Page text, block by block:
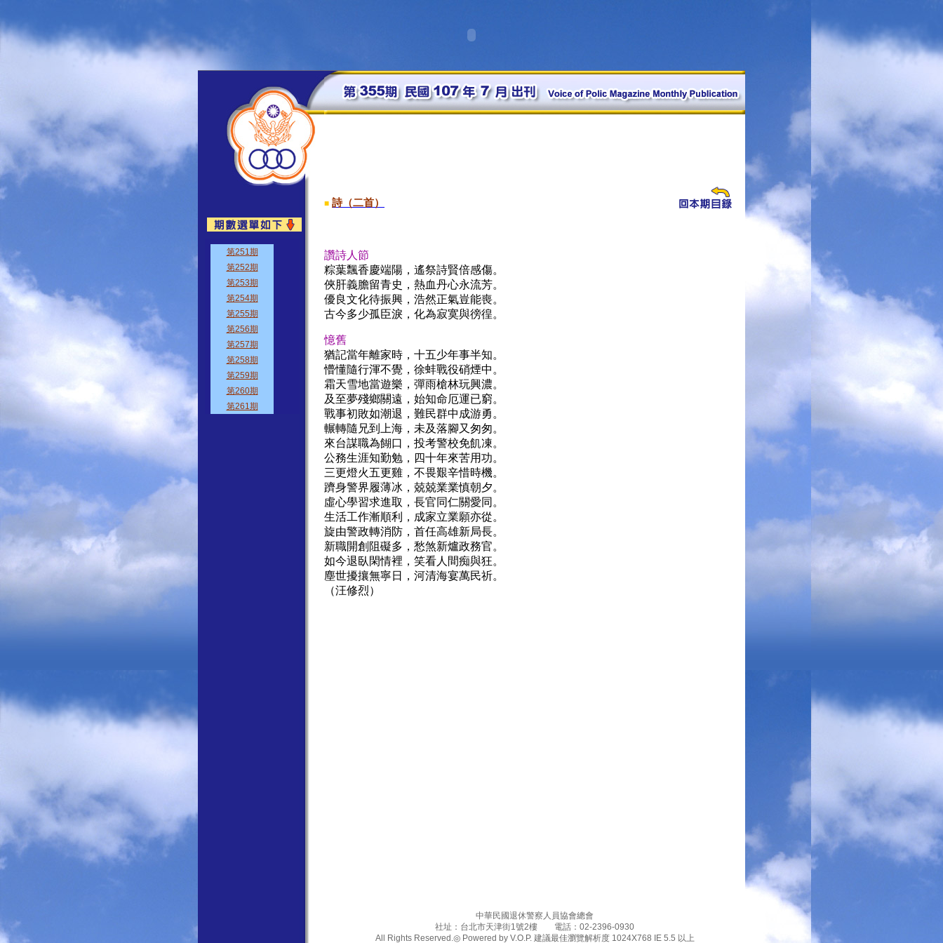
■ 詩（二首）
讚詩人節
粽葉飄香慶端陽，遙祭詩賢倍感傷。
俠肝義膽留青史，熱血丹心永流芳。
優良文化待振興，浩然正氣豈能喪。
古今多少孤臣淚，化為寂寞與徬徨。
憶舊
猶記當年離家時，十五少年事半知。
懵懂隨行渾不覺，徐蚌戰役硝煙中。
霜天雪地當遊樂，彈雨槍林玩興濃。
及至夢殘鄉關遠，始知命厄運已窮。
戰事初敗如潮退，難民群中成游勇。
輾轉隨兄到上海，未及落腳又匆匆。
來台謀職為餬口，投考警校免飢凍。
公務生涯知勤勉，四十年來苦用功。
三更燈火五更雞，不畏艱辛惜時機。
躋身警界履薄冰，兢兢業業慎朝夕。
虛心學習求進取，長官同仁關愛同。
生活工作漸順利，成家立業願亦從。
旋由警政轉消防，首任高雄新局長。
新職開創阻礙多，愁煞新爐政務官。
如今退臥閑情裡，笑看人間痴與狂。
塵世擾攘無寧日，河清海宴萬民祈。
（汪修烈）
中華民國退休警察人員協會總會
社址：台北市天津街1號2樓 電話：02-2396-0930
All Rights Reserved.◎ Powered by V.O.P. 建議最佳瀏覽解析度 1024X768 IE 5.5 以上